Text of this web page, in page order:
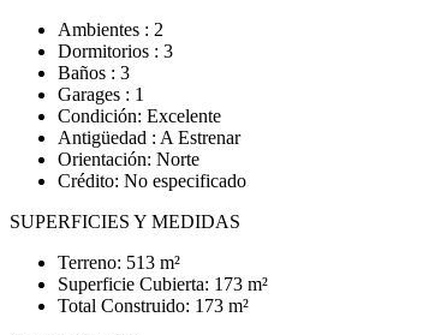
Ambientes : 2
Dormitorios : 3
Baños : 3
Garages : 1
Condición: Excelente
Antigüedad : A Estrenar
Orientación: Norte
Crédito: No especificado
SUPERFICIES Y MEDIDAS
Terreno: 513 m²
Superficie Cubierta: 173 m²
Total Construido: 173 m²